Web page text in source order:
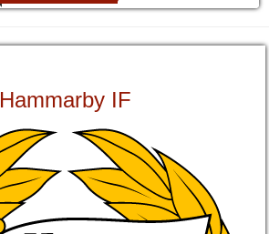
Hammarby IF